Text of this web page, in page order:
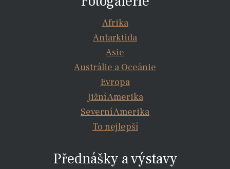
Afrika
Antarktida
Asie
Austrálie a Oceánie
Evropa
Jižní Amerika
Severní Amerika
To nejlepší
Přednášky a výstavy